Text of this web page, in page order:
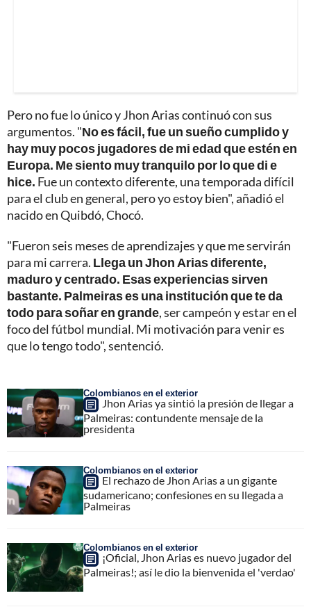
Pero no fue lo único y Jhon Arias continuó con sus
argumentos. "No es fácil, fue un sueño cumplido y
hay muy pocos jugadores de mi edad que estén en
Europa. Me siento muy tranquilo por lo que di e
hice. Fue un contexto diferente, una temporada difícil
para el club en general, pero yo estoy bien", añadió el
nacido en Quibdó, Chocó.
"Fueron seis meses de aprendizajes y que me servirán
para mi carrera. Llega un Jhon Arias diferente,
maduro y centrado. Esas experiencias sirven
bastante. Palmeiras es una institución que te da
todo para soñar en grande, ser campeón y estar en el
foco del fútbol mundial. Mi motivación para venir es
que lo tengo todo", sentenció.
Colombianos en el exterior
Jhon Arias ya sintió la presión de llegar a
Palmeiras: contundente mensaje de la
presidenta
Colombianos en el exterior
El rechazo de Jhon Arias a un gigante
sudamericano; confesiones en su llegada a
Palmeiras
Colombianos en el exterior
¡Oficial, Jhon Arias es nuevo jugador del
Palmeiras!; así le dio la bienvenida el 'verdao'